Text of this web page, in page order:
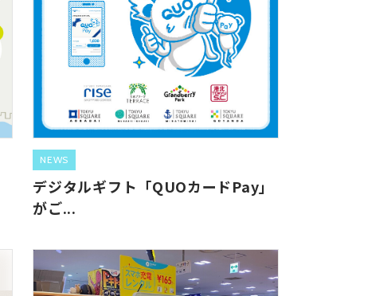
NEWS
デジタルギフト「QUOカードPay」
がご...